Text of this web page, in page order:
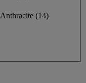
Anthracite (14)